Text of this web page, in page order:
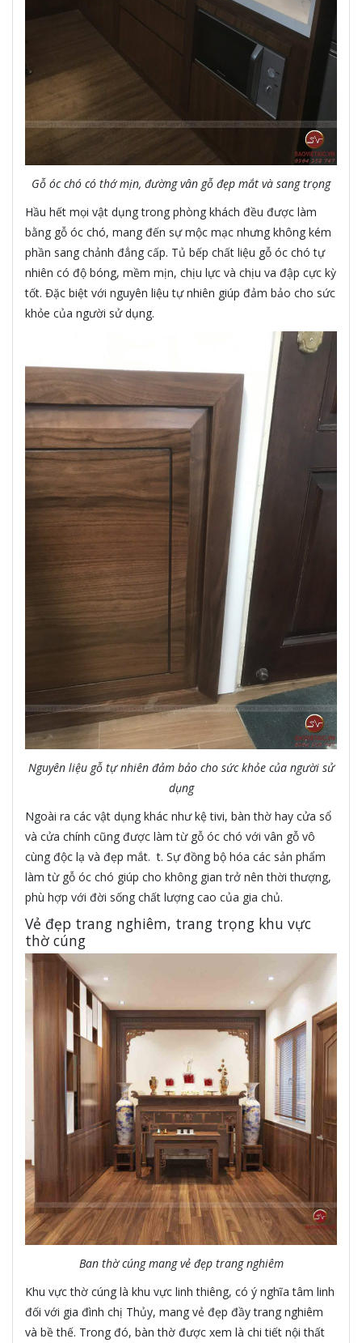
Gỗ óc chó có thớ mịn, đường vân gỗ đẹp mắt và sang trọng
Hầu hết mọi vật dụng trong phòng khách đều được làm
bằng gỗ óc chó, mang đến sự mộc mạc nhưng không kém
phần sang chảnh đẳng cấp. Tủ bếp chất liệu gỗ óc chó tự
nhiên có độ bóng, mềm mịn, chịu lực và chịu va đập cực kỳ
tốt. Đặc biệt với nguyên liệu tự nhiên giúp đảm bảo cho sức
khỏe của người sử dụng.
Nguyên liệu gỗ tự nhiên đảm bảo cho sức khỏe của người sử
dụng
Ngoài ra các vật dụng khác như kệ tivi, bàn thờ hay cửa sổ
và cửa chính cũng được làm từ gỗ óc chó với vân gỗ vô
cùng độc lạ và đẹp mắt. t. Sự đồng bộ hóa các sản phẩm
làm từ gỗ óc chó giúp cho không gian trở nên thời thượng,
phù hợp với đời sống chất lượng cao của gia chủ.
Vẻ đẹp trang nghiêm, trang trọng khu vực
thờ cúng
Ban thờ cúng mang vẻ đẹp trang nghiêm
Khu vực thờ cúng là khu vực linh thiêng, có ý nghĩa tâm linh
đối với gia đình chị Thủy, mang vẻ đẹp đầy trang nghiêm
và bề thế. Trong đó, bàn thờ được xem là chi tiết nội thất